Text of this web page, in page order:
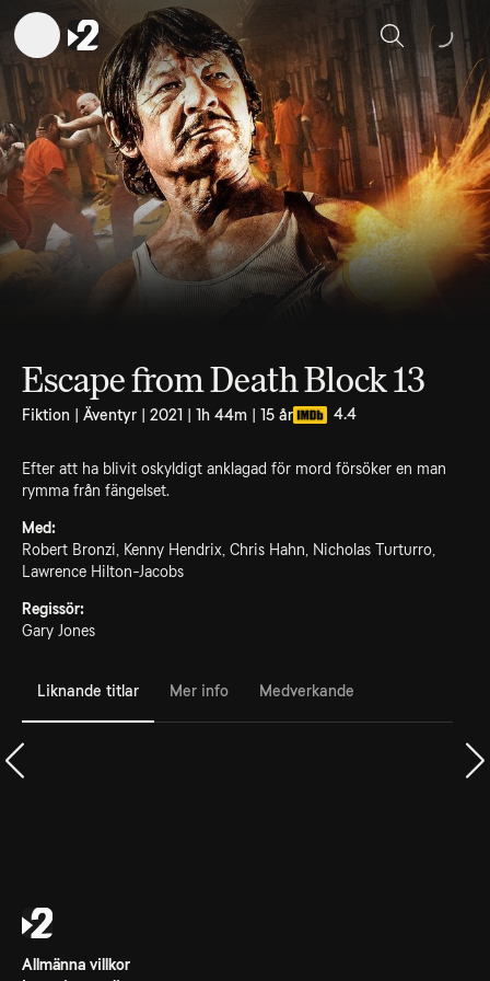
Sök
Escape from Death Block 13
Fiktion | Äventyr | 2021 | 1h 44m | 15 år 4.4
Efter att ha blivit oskyldigt anklagad för mord försöker en man
rymma från fängelset.
Med:
Robert Bronzi, Kenny Hendrix, Chris Hahn, Nicholas Turturro,
Lawrence Hilton-Jacobs
Regissör:
Gary Jones
Liknande titlar Mer info Medverkande
Allmänna villkor